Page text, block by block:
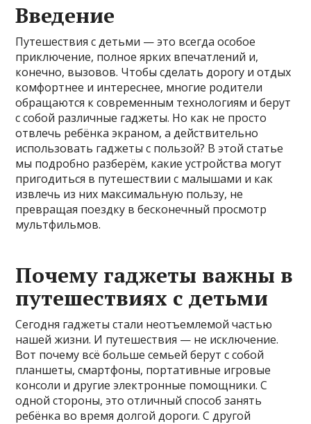
Введение
Путешествия с детьми — это всегда особое
приключение, полное ярких впечатлений и,
конечно, вызовов. Чтобы сделать дорогу и отдых
комфортнее и интереснее, многие родители
обращаются к современным технологиям и берут
с собой различные гаджеты. Но как не просто
отвлечь ребёнка экраном, а действительно
использовать гаджеты с пользой? В этой статье
мы подробно разберём, какие устройства могут
пригодиться в путешествии с малышами и как
извлечь из них максимальную пользу, не
превращая поездку в бесконечный просмотр
мультфильмов.
Почему гаджеты важны в
путешествиях с детьми
Сегодня гаджеты стали неотъемлемой частью
нашей жизни. И путешествия — не исключение.
Вот почему всё больше семьей берут с собой
планшеты, смартфоны, портативные игровые
консоли и другие электронные помощники. С
одной стороны, это отличный способ занять
ребёнка во время долгой дороги. С другой